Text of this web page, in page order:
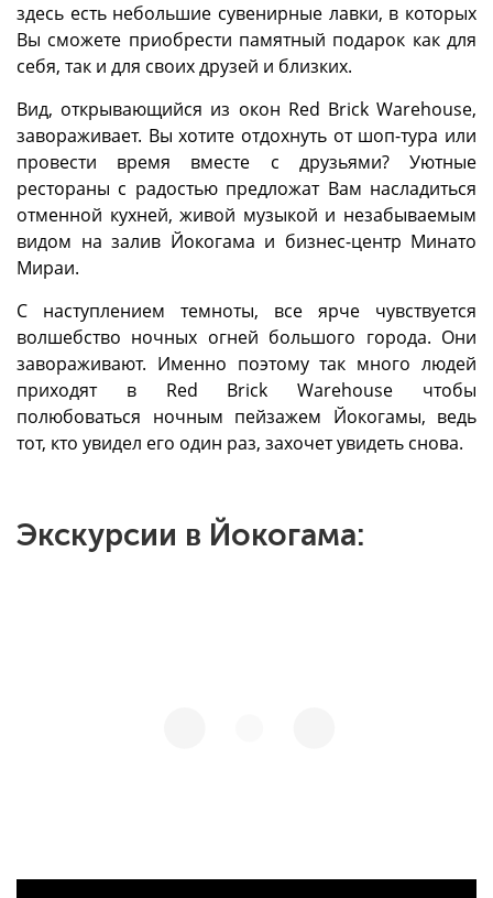
здесь есть небольшие сувенирные лавки, в которых
Вы сможете приобрести памятный подарок как для
себя, так и для своих друзей и близких.
Вид, открывающийся из окон Red Brick Warehouse,
завораживает. Вы хотите отдохнуть от шоп-тура или
провести время вместе с друзьями? Уютные
рестораны с радостью предложат Вам насладиться
отменной кухней, живой музыкой и незабываемым
видом на залив Йокогама и бизнес-центр Минато
Мираи.
С наступлением темноты, все ярче чувствуется
волшебство ночных огней большого города. Они
завораживают. Именно поэтому так много людей
приходят в Red Brick Warehouse чтобы
полюбоваться ночным пейзажем Йокогамы, ведь
тот, кто увидел его один раз, захочет увидеть снова.
Экскурсии в Йокогама: